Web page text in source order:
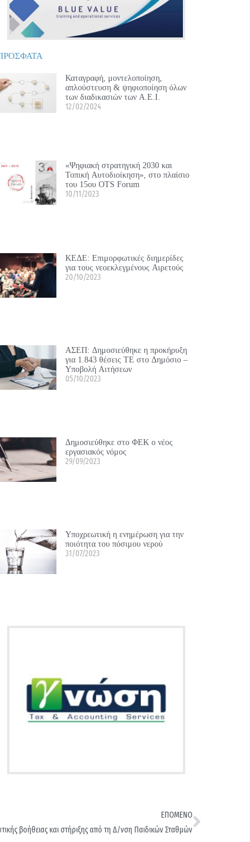
Καταγραφή, μοντελοποίηση,
απλούστευση & ψηφιοποίηση όλων
των διαδικασιών των Α.Ε.Ι.
12/02/2024
«Ψηφιακή στρατηγική 2030 και
Τοπική Αυτοδιοίκηση», στο πλαίσιο
του 15ου OTS Forum
10/11/2023
ΚΕΔΕ: Επιμορφωτικές διημερίδες
για τους νεοεκλεγμένους Αιρετούς
20/10/2023
ΑΣΕΠ: Δημοσιεύθηκε η προκήρυξη
για 1.843 θέσεις ΤΕ στο Δημόσιο –
Υποβολή Αιτήσεων
05/10/2023
Δημοσιεύθηκε στο ΦΕΚ ο νέος
εργασιακός νόμος
29/09/2023
Υποχρεωτική η ενημέρωση για την
ποιότητα του πόσιμου νερού
31/07/2023
ΕΠΟΜΕΝΟ
βοήθειας και στήριξης από τη Δ/νση Παιδικών Σταθμών